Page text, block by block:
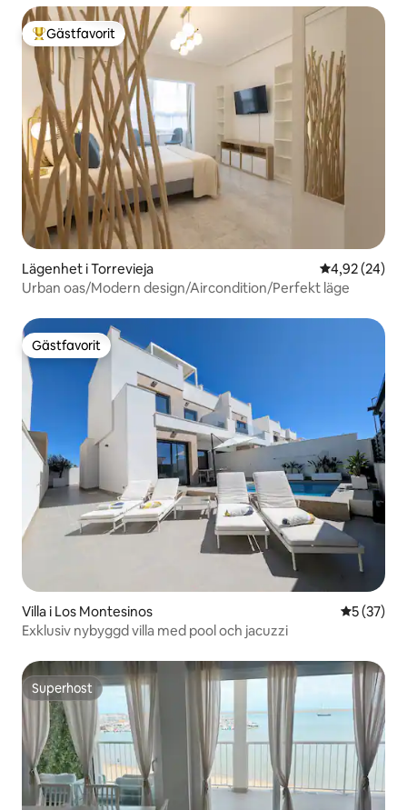
Populär gästfavorit
Gästfavorit
Lägenhet i Torrevieja 4,92 av 5 i
4,92 (24)
Urban oas/Modern design/Aircondition/Perfekt läge
Gästfavorit
Gästfavorit
Villa i Los Montesinos 5 av 5 i
5 (37)
Exklusiv nybyggd villa med pool och jacuzzi
Superhost
Superhost